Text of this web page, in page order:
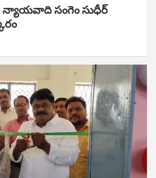
న్యాయవాది సంగెం సుధీర్